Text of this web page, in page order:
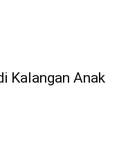
Kalangan Anak